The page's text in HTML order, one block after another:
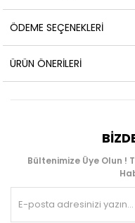
ÖDEME SEÇENEKLERI
ÜRÜN ÖNERILERI
Bültenimize Üye Olun !